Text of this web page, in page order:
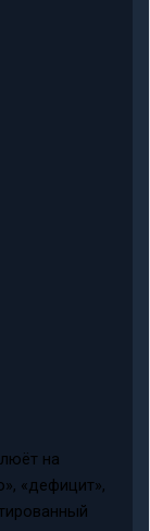
на
«дефицит»,